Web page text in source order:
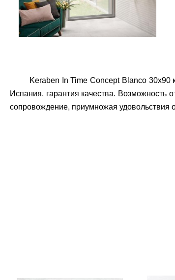
Keraben In Time Сoncept Blanco 30x90
Испания, гарантия качества. Возможность
сопровождение, приумножая удовольствия